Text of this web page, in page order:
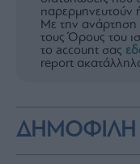
παρερμηνευτούν
Με την ανάρτηση
τους Όρους του
το account σας
report
ΔΗΜΟΦΙΛΗ